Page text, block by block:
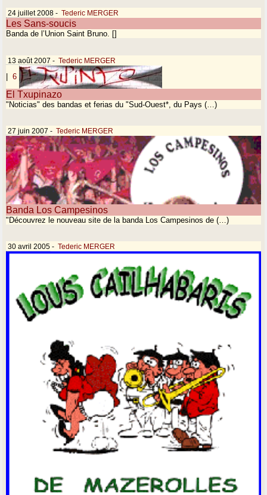
24 juillet 2008 - Tederic MERGER
Les Sans-soucis
Banda de l’Union Saint Bruno. []
13 août 2007 - Tederic MERGER
| 6
El Txupinazo
"Noticias" des bandas et ferias du "Sud-Ouest*, du Pays (…)
27 juin 2007 - Tederic MERGER
Banda Los Campesinos
"Découvrez le nouveau site de la banda Los Campesinos de (…)
30 avril 2005 - Tederic MERGER